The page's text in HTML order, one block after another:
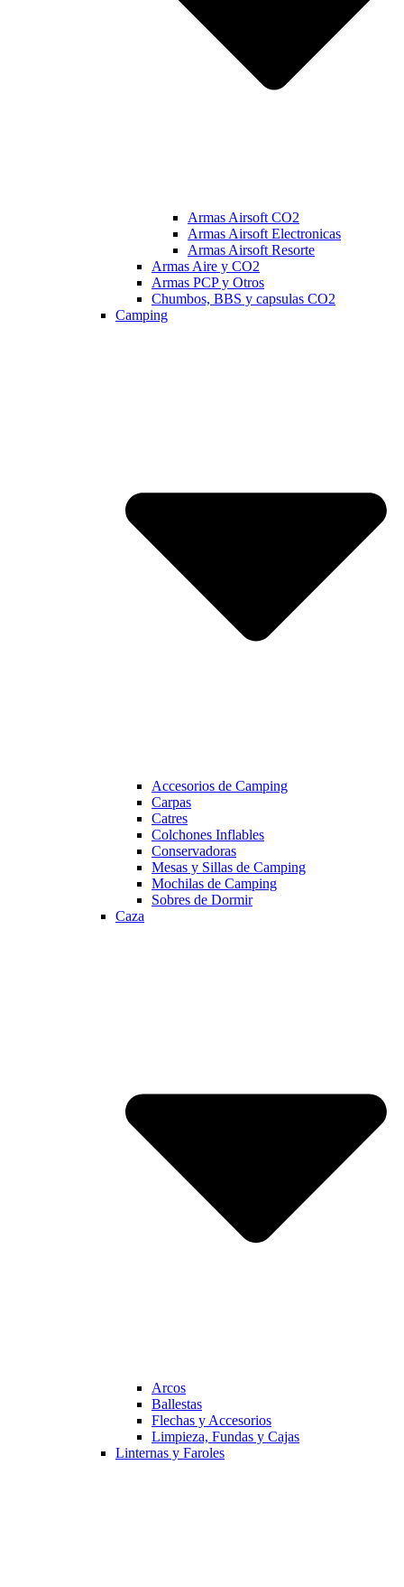
Armas Airsoft CO2
Armas Airsoft Electronicas
Armas Airsoft Resorte
Armas Aire y CO2
Armas PCP y Otros
Chumbos, BBS y capsulas CO2
Camping
Accesorios de Camping
Carpas
Catres
Colchones Inflables
Conservadoras
Mesas y Sillas de Camping
Mochilas de Camping
Sobres de Dormir
Caza
Arcos
Ballestas
Flechas y Accesorios
Limpieza, Fundas y Cajas
Linternas y Faroles